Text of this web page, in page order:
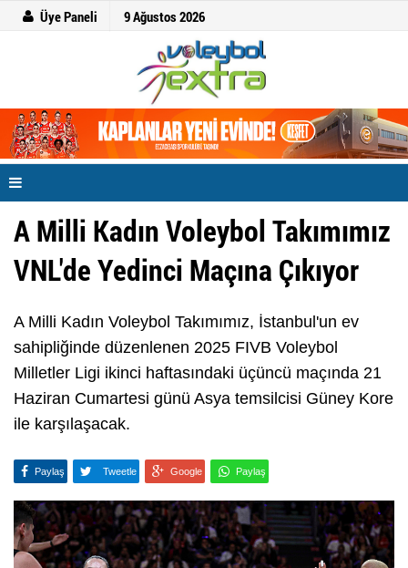
Üye Paneli 9 Ağustos 2026
A Milli Kadın Voleybol Takımımız
VNL'de Yedinci Maçına Çıkıyor
A Milli Kadın Voleybol Takımımız, İstanbul'un ev
sahipliğinde düzenlenen 2025 FIVB Voleybol
Milletler Ligi ikinci haftasındaki üçüncü maçında 21
Haziran Cumartesi günü Asya temsilcisi Güney Kore
ile karşılaşacak.
Paylaş Tweetle Google Paylaş